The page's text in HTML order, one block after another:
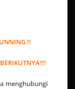
!!
menghubungi